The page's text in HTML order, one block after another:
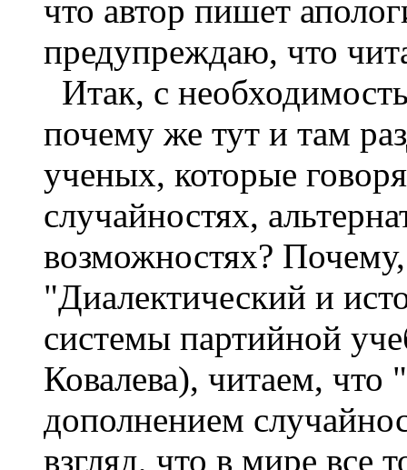
что автор пишет
предупреждаю, что
Итак, с
почему же тут и там
ученых, которые
случайностях,
возможностях?
"Диалектический и
системы партийной
Ковалева), читаем, что
дополнением
взгляд, что в мире все